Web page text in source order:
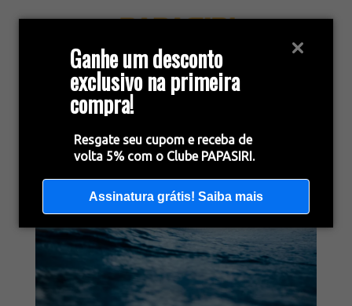
Ganhe um desconto
exclusivo na primeira
compra!
Resgate seu cupom e receba de
volta 5% com o Clube PAPASIRI.
Assinatura grátis! Saiba mais